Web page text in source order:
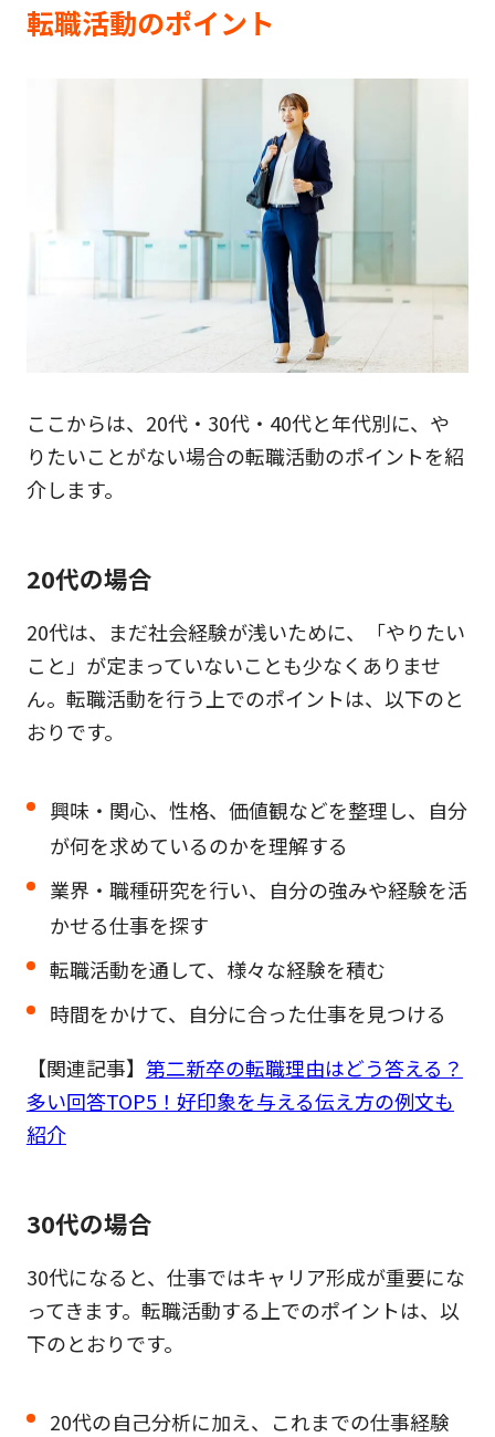
転職活動のポイント
ここからは、20代・30代・40代と年代別に、や
りたいことがない場合の転職活動のポイントを紹
介します。
20代の場合
20代は、まだ社会経験が浅いために、「やりたい
こと」が定まっていないことも少なくありませ
ん。転職活動を行う上でのポイントは、以下のと
おりです。
興味・関心、性格、価値観などを整理し、自分
が何を求めているのかを理解する
業界・職種研究を行い、自分の強みや経験を活
かせる仕事を探す
転職活動を通して、様々な経験を積む
時間をかけて、自分に合った仕事を見つける
【関連記事】 第二新卒の転職理由はどう答える？
多い回答TOP5！好印象を与える伝え方の例文も
紹介
30代の場合
30代になると、仕事ではキャリア形成が重要にな
ってきます。転職活動する上でのポイントは、以
下のとおりです。
20代の自己分析に加え、これまでの仕事経験